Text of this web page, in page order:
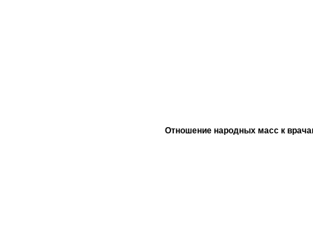
Отношение народных масс к